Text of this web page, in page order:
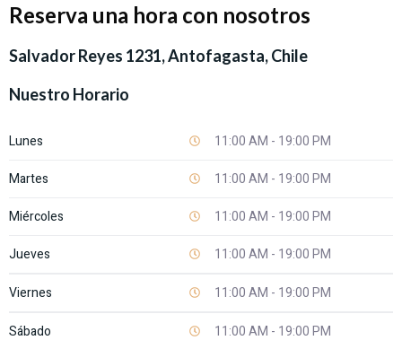
Reserva una hora con nosotros
Salvador Reyes 1231, Antofagasta, Chile
Nuestro Horario
Lunes
11:00 AM - 19:00 PM
Martes
11:00 AM - 19:00 PM
Miércoles
11:00 AM - 19:00 PM
Jueves
11:00 AM - 19:00 PM
Viernes 11:00 AM - 19:00 PM
Sábado 11:00 AM - 19:00 PM